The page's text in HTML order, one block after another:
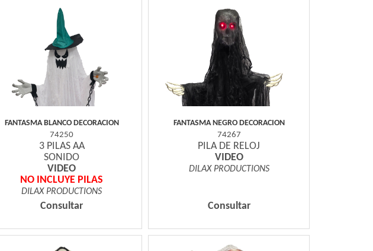
FANTASMA BLANCO DECORACION
74250
3 PILAS AA
SONIDO
VIDEO
NO INCLUYE PILAS
DILAX PRODUCTIONS
Consultar
FANTASMA NEGRO DECORACION
74267
PILA DE RELOJ
VIDEO
DILAX PRODUCTIONS
Consultar